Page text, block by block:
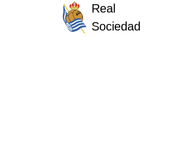
Real
Sociedad